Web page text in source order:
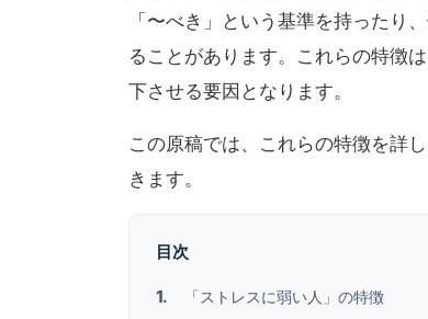
「〜べき」という基準を持ったり
ることがあります。これらの特徴
下させる要因となります。
この原稿では、これらの特徴を詳
きます。
目次
「ストレスに弱い人」の特徴